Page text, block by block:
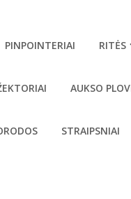
PINPOINTERIAI RITĖS
AUKSO
STRAIPSNIAI